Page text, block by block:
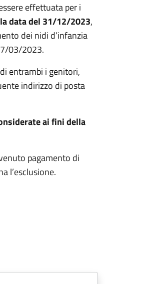
effettuata per i
data del 31/12/2023,
dei nidi d’infanzia
03/2023.
entrambi i genitori,
indirizzo di posta
ai fini della
pagamento di
l’esclusione.